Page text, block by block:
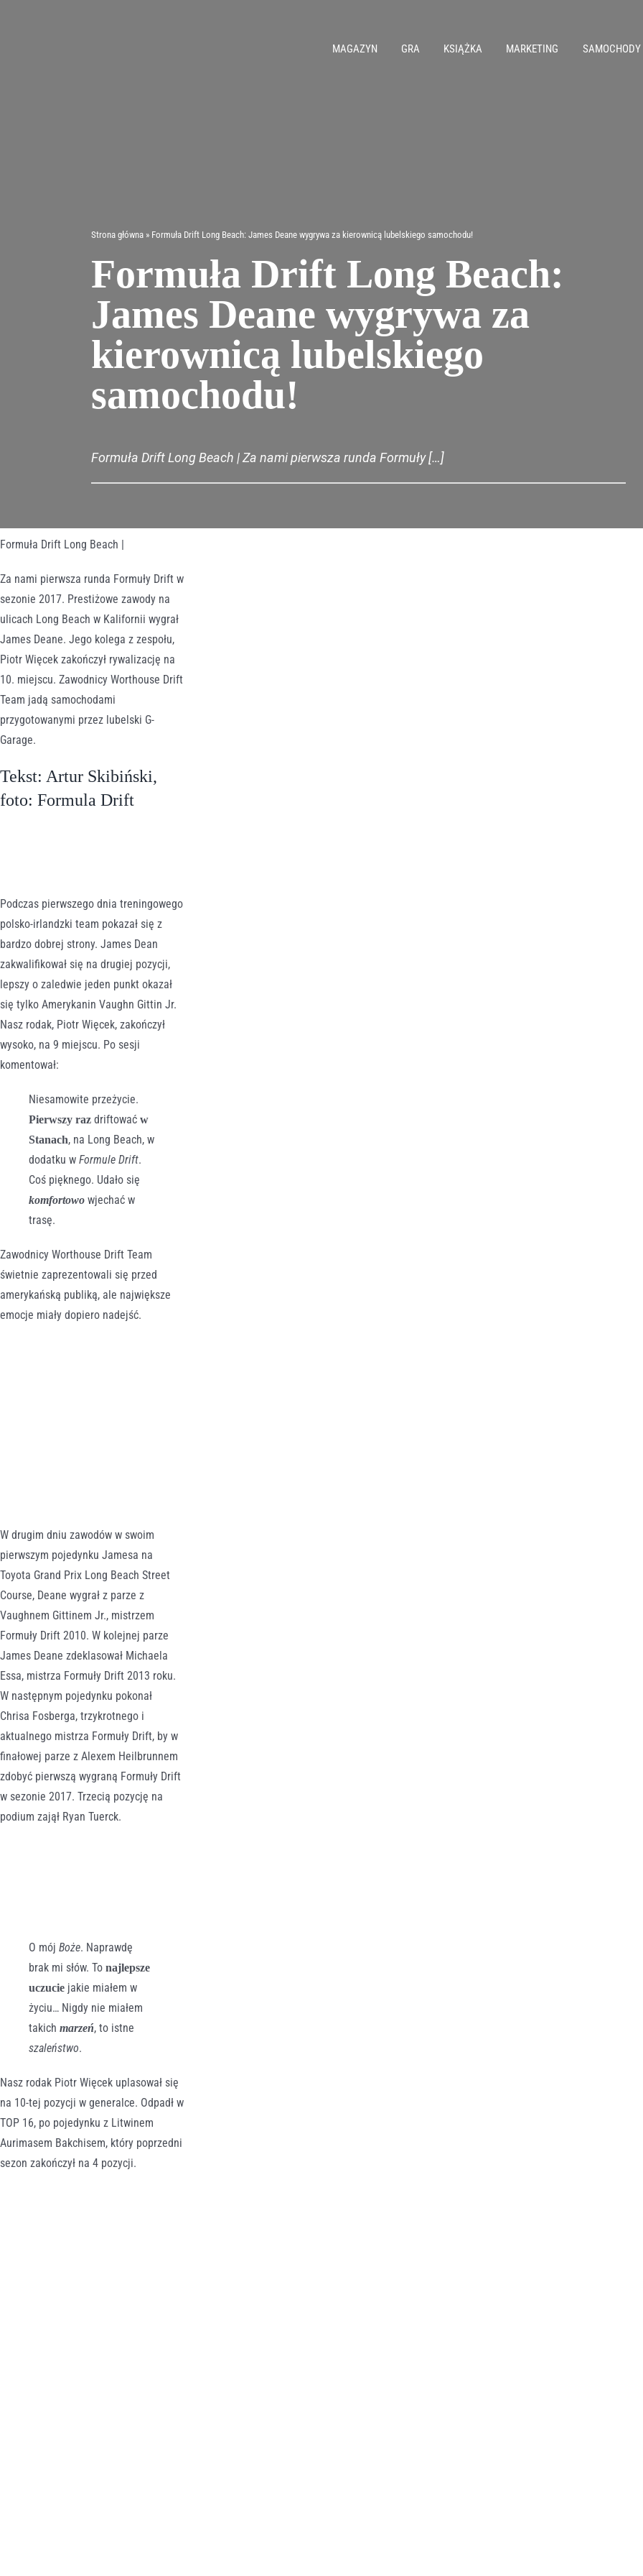
MAGAZYN GRA KSIĄŻKA MARKETING SAMOCHODY
Strona główna » Formuła Drift Long Beach: James Deane wygrywa za kierownicą lubelskiego samochodu!
Formuła Drift Long Beach:
James Deane wygrywa za
kierownicą lubelskiego
samochodu!
Formuła Drift Long Beach | Za nami pierwsza runda Formuły […]
Formuła Drift Long Beach |
Za nami pierwsza runda Formuły Drift w
sezonie 2017. Prestiżowe zawody na
ulicach Long Beach w Kalifornii wygrał
James Deane. Jego kolega z zespołu,
Piotr Więcek zakończył rywalizację na
10. miejscu. Zawodnicy Worthouse Drift
Team jadą samochodami
przygotowanymi przez lubelski G-
Garage.
Tekst: Artur Skibiński,
foto: Formula Drift
Podczas pierwszego dnia treningowego
polsko-irlandzki team pokazał się z
bardzo dobrej strony. James Dean
zakwalifikował się na drugiej pozycji,
lepszy o zaledwie jeden punkt okazał
się tylko Amerykanin Vaughn Gittin Jr.
Nasz rodak, Piotr Więcek, zakończył
wysoko, na 9 miejscu. Po sesji
komentował:
Niesamowite przeżycie.
Pierwszy razdriftować w
Stanach, na Long Beach, w
dodatku w Formule Drift.
Coś pięknego. Udało się
komfortowowjechać w
trasę.
Zawodnicy Worthouse Drift Team
świetnie zaprezentowali się przed
amerykańską publiką, ale największe
emocje miały dopiero nadejść.
W drugim dniu zawodów w swoim
pierwszym pojedynku Jamesa na
Toyota Grand Prix Long Beach Street
Course, Deane wygrał z parze z
Vaughnem Gittinem Jr., mistrzem
Formuły Drift 2010. W kolejnej parze
James Deane zdeklasował Michaela
Essa, mistrza Formuły Drift 2013 roku.
W następnym pojedynku pokonał
Chrisa Fosberga, trzykrotnego i
aktualnego mistrza Formuły Drift, by w
finałowej parze z Alexem Heilbrunnem
zdobyć pierwszą wygraną Formuły Drift
w sezonie 2017. Trzecią pozycję na
podium zajął Ryan Tuerck.
O mój Boże. Naprawdę
brak mi słów. To najlepsze
uczuciejakie miałem w
życiu… Nigdy nie miałem
takich marzeń, to istne
szaleństwo.
Nasz rodak Piotr Więcek uplasował się
na 10-tej pozycji w generalce. Odpadł w
TOP 16, po pojedynku z Litwinem
Aurimasem Bakchisem, który poprzedni
sezon zakończył na 4 pozycji.